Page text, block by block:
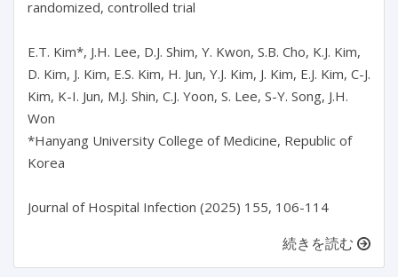
randomized, controlled trial
E.T. Kim*, J.H. Lee, D.J. Shim, Y. Kwon, S.B. Cho, K.J. Kim,
D. Kim, J. Kim, E.S. Kim, H. Jun, Y.J. Kim, J. Kim, E.J. Kim, C-J.
Kim, K-I. Jun, M.J. Shin, C.J. Yoon, S. Lee, S-Y. Song, J.H.
Won
*Hanyang University College of Medicine, Republic of
Korea
続きを読む